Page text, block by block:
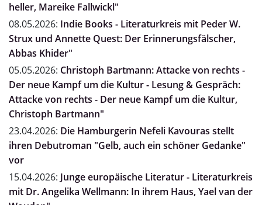
heller, Mareike Fallwickl"
08.05.2026: Indie Books - Literaturkreis mit Peder W.
Strux und Annette Quest: Der Erinnerungsfälscher,
Abbas Khider"
05.05.2026: Christoph Bartmann: Attacke von rechts -
Der neue Kampf um die Kultur - Lesung & Gespräch:
Attacke von rechts - Der neue Kampf um die Kultur,
Christoph Bartmann"
23.04.2026: Die Hamburgerin Nefeli Kavouras stellt
ihren Debutroman "Gelb, auch ein schöner Gedanke"
vor
15.04.2026: Junge europäische Literatur - Literaturkreis
mit Dr. Angelika Wellmann: In ihrem Haus, Yael van der